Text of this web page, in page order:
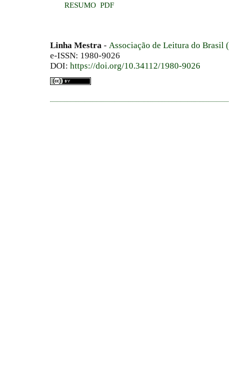
RESUMO PDF
Linha Mestra - Associação de Leitura do Brasil
e-ISSN: 1980-9026
DOI: https://doi.org/10.34112/1980-9026